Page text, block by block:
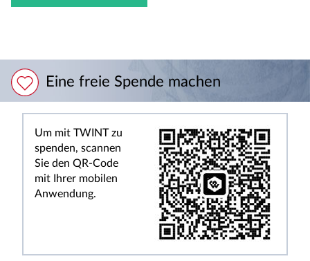
Eine freie Spende machen
Um mit TWINT zu
spenden, scannen
Sie den QR-Code
mit Ihrer mobilen
Anwendung.